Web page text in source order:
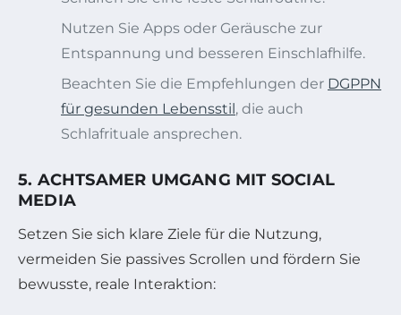
Nutzen Sie Apps oder Geräusche zur
Entspannung und besseren Einschlafhilfe.
Beachten Sie die Empfehlungen der DGPPN
für gesunden Lebensstil, die auch
Schlafrituale ansprechen.
5. ACHTSAMER UMGANG MIT SOCIAL
MEDIA
Setzen Sie sich klare Ziele für die Nutzung,
vermeiden Sie passives Scrollen und fördern Sie
bewusste, reale Interaktion: